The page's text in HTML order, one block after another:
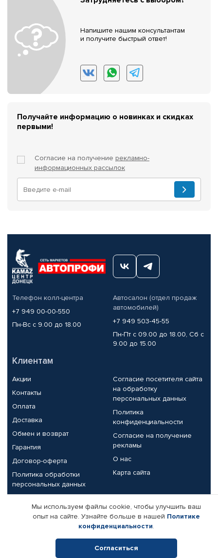
Напишите нашим консультантам
и получите быстрый ответ!
Получайте информацию о новинках и скидках
первыми!
Согласие на получение рекламно-
информационных рассылок
Телефон колл-центра
+7 949 00-00-550
Пн-Вс с 9.00 до 18.00
Автосалон (отдел продаж
автомобилей)
+7 949 503-45-55
Пн-Пт с 09.00 до 18.00, Сб с
9.00 до 15.00
Клиентам
Акции
Контакты
Оплата
Доставка
Обмен и возврат
Гарантия
Договор-оферта
Политика обработки
персональных данных
Согласие посетителя сайта
на обработку
персональных данных
Политика
конфиденциальности
Согласие на получение
рекламы
О нас
Карта сайта
Партнерам
Корпоративным клиентам
Поставщикам
Реквизиты компании
Мы используем файлы cookie, чтобы улучшить ваш
опыт на сайте. Узнайте больше в нашей Политике
конфиденциальности.
Согласиться